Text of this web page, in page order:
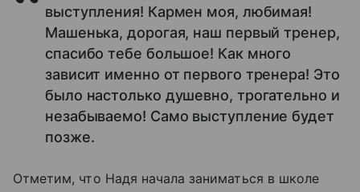
выступления! Кармен моя, любимая!
Машенька, дорогая, наш первый тренер,
спасибо тебе большое! Как много
зависит именно от первого тренера! Это
было настолько душевно, трогательно и
незабываемо! Само выступление будет
позже.
Отметим, что Надя начала заниматься в школе